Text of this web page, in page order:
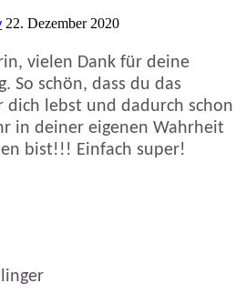
22. Dezember 2020
vielen Dank für deine
So schön, dass du das
dich lebst und dadurch schon
in deiner eigenen Wahrheit
bist!!! Einfach super!